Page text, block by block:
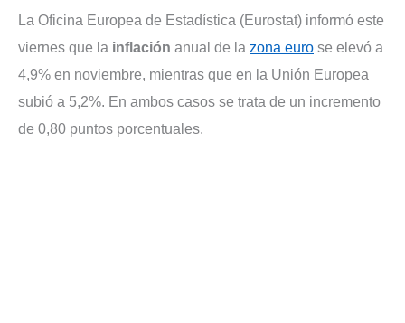
La Oficina Europea de Estadística (Eurostat) informó este
viernes que la inflación anual de la zona euro se elevó a
4,9% en noviembre, mientras que en la Unión Europea
subió a 5,2%. En ambos casos se trata de un incremento
de 0,80 puntos porcentuales.